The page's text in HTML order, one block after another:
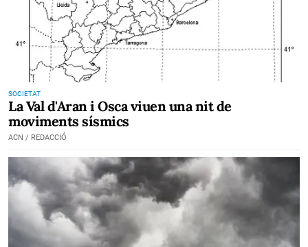
SOCIETAT
La Val d'Aran i Osca viuen una nit de
moviments sísmics
ACN / REDACCIÓ